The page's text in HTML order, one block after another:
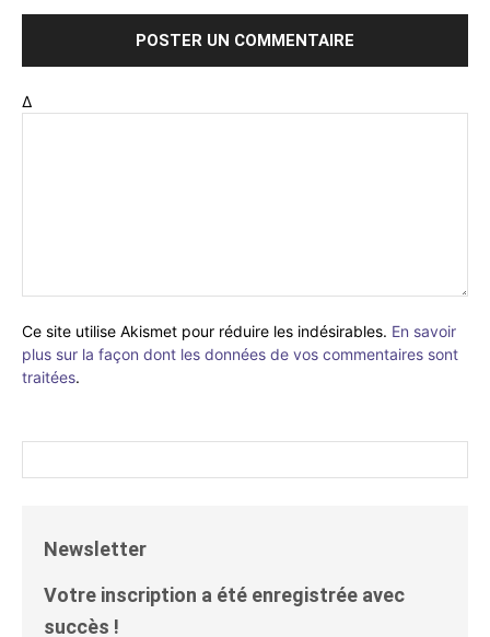
Δ
Ce site utilise Akismet pour réduire les indésirables. En savoir
plus sur la façon dont les données de vos commentaires sont
traitées.
Newsletter
Votre inscription a été enregistrée avec
succès !